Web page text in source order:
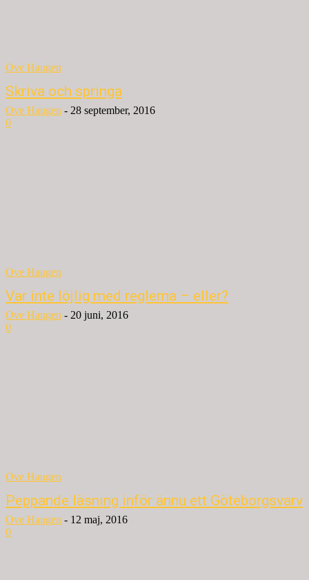
Ove Haugen
Skriva och springa
Ove Haugen - 28 september, 2016
0
Ove Haugen
Var inte löjlig med reglerna – eller?
Ove Haugen - 20 juni, 2016
0
Ove Haugen
Peppande läsning inför ännu ett Göteborgsvarv
Ove Haugen - 12 maj, 2016
0